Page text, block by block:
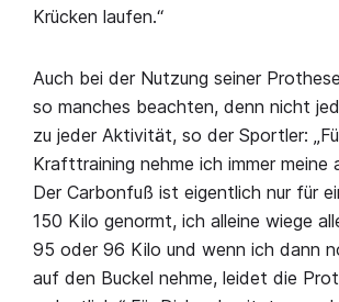
Krücken laufen.“
Auch bei der Nutzung seiner
so manches beachten, denn nicht
zu jeder Aktivität, so der Sportler:
Krafttraining nehme ich immer meine
Der Carbonfuß ist eigentlich nur für
150 Kilo genormt, ich alleine wiege
95 oder 96 Kilo und wenn ich dann
auf den Buckel nehme, leidet die